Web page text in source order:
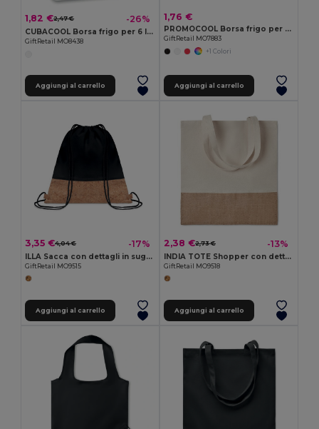
1,82 €2,47 € -26%
CUBACOOL Borsa frigo per 6 lattine
GiftRetail MO8438
Aggiungi al carrello
1,76 €
PROMOCOOL Borsa frigo per 6 lattine
GiftRetail MO7883
+1 Colori
Aggiungi al carrello
3,35 €4,04 € -17%
ILLA Sacca con dettagli in sughero
GiftRetail MO9515
Aggiungi al carrello
2,38 €2,73 € -13%
INDIA TOTE Shopper con dettagli in juta
GiftRetail MO9518
Aggiungi al carrello